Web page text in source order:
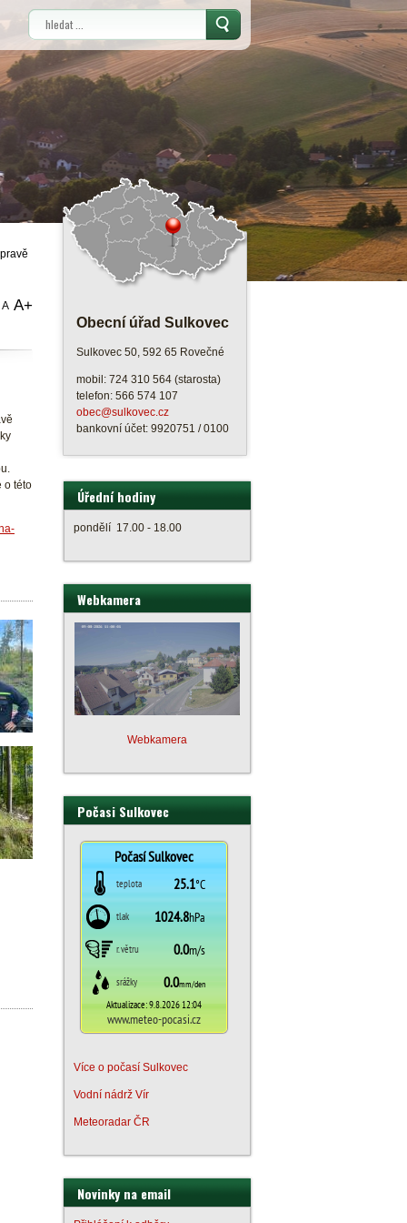
Vyhledávání
A A+
o této
Obecní úřad Sulkovec
Sulkovec 50, 592 65 Rovečné
mobil: 724 310 564 (starosta)
telefon: 566 574 107
obec@sulkovec.cz
bankovní účet: 9920751 / 0100
Úřední hodiny
pondělí 17.00 - 18.00
Webkamera
Webkamera
Počasi Sulkovec
Více o počasí Sulkovec
Vodní nádrž Vír
Meteoradar ČR
Novinky na email